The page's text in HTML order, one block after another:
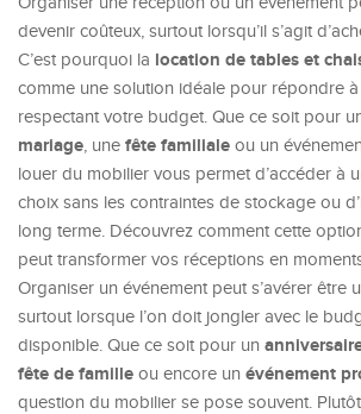
devenir coûteux, surtout lorsqu’il s’agit
C’est pourquoi la location de tables et
comme une solution idéale pour répondre
respectant votre budget. Que ce soit pour
mariage, une fête familiale ou un
louer du mobilier vous permet d’accéder à
choix sans les contraintes de stockage ou
long terme. Découvrez comment cette
peut transformer vos réceptions en
Organiser un événement peut s’avérer être
surtout lorsque l’on doit jongler avec le
disponible. Que ce soit pour un
fête de famille ou encore un événement
question du mobilier se pose souvent.